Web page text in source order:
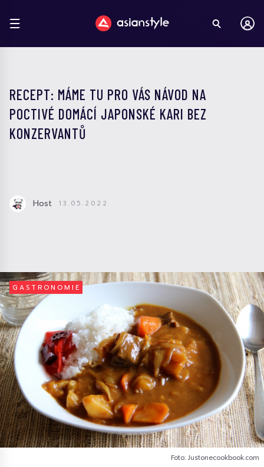
RECEPT: MÁME TU PRO VÁS NÁVOD NA
POCTIVÉ DOMÁCÍ JAPONSKÉ KARI BEZ
KONZERVANTŮ
Host 13.05.2022
GASTRONOMIE
Foto: Justonecookbook.com